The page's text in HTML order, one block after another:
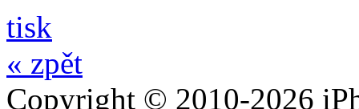
tisk
« zpět
Copyright © 2010-2026